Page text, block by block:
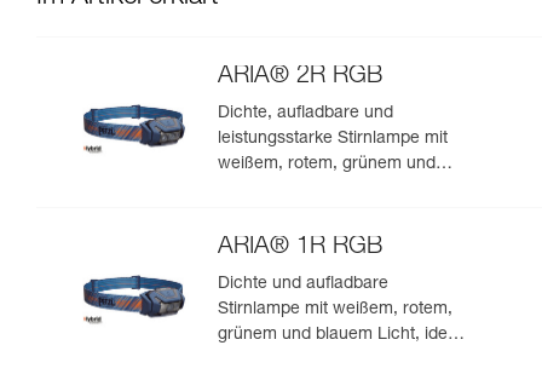
ARIA® 2R RGB
Dichte, aufladbare und
leistungsstarke Stirnlampe mit
weißem, rotem, grünem und
625 Lumen
ARIA® 1R RGB
Dichte und aufladbare
Stirnlampe mit weißem, rotem,
grünem und blauem Licht, ideal